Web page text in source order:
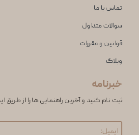
تماس با ما
سوالات متداول
قوانین و مقررات
وبلاگ
خبرنامه
ثبت نام کنید و آخرین راهنمایی ها را از طریق